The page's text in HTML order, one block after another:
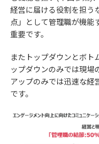
経営に届ける役割を担う
点」として管理職が機能
重要です。
またトップダウンとボト
ップダウンのみでは現場
アップのみでは迅速な経
です。